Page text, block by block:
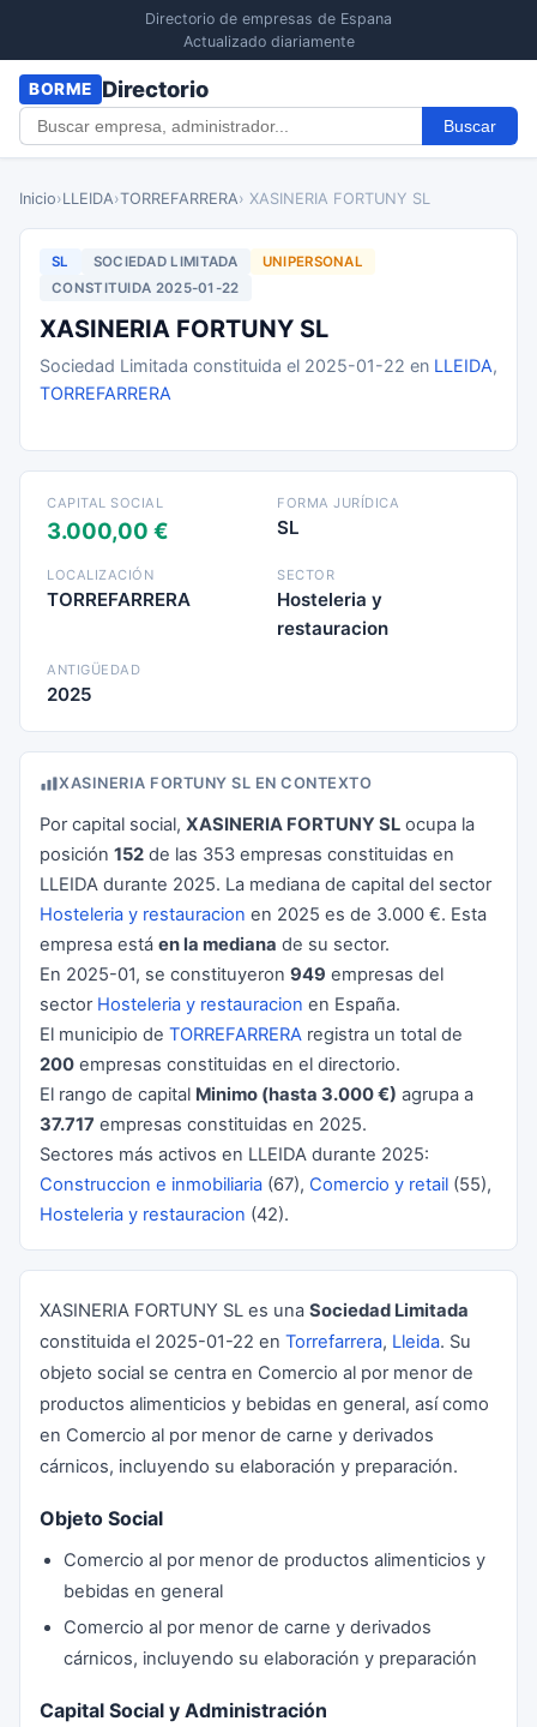
Directorio de empresas de Espana
Actualizado diariamente
BORME Directorio
Buscar
Inicio›LLEIDA›TORREFARRERA› XASINERIA FORTUNY SL
SL SOCIEDAD LIMITADA
UNIPERSONAL
CONSTITUIDA 2025-01-22
XASINERIA FORTUNY SL
Sociedad Limitada constituida el 2025-01-22 en LLEIDA,
TORREFARRERA
CAPITAL SOCIAL
3.000,00 €
FORMA JURÍDICA
SL
LOCALIZACIÓN
TORREFARRERA
SECTOR
Hosteleria y
restauracion
ANTIGÜEDAD
2025
XASINERIA FORTUNY SL EN CONTEXTO
Por capital social, XASINERIA FORTUNY SL ocupa la
posición 152 de las 353 empresas constituidas en
LLEIDA durante 2025. La mediana de capital del sector
Hosteleria y restauracion en 2025 es de 3.000 €. Esta
empresa está en la mediana de su sector.
En 2025-01, se constituyeron 949 empresas del
sector Hosteleria y restauracion en España.
El municipio de TORREFARRERA registra un total de
200 empresas constituidas en el directorio.
El rango de capital Minimo (hasta 3.000 €) agrupa a
37.717 empresas constituidas en 2025.
Sectores más activos en LLEIDA durante 2025:
Construccion e inmobiliaria (67), Comercio y retail (55),
Hosteleria y restauracion (42).
XASINERIA FORTUNY SL es una Sociedad Limitada
constituida el 2025-01-22 en Torrefarrera, Lleida. Su
objeto social se centra en Comercio al por menor de
productos alimenticios y bebidas en general, así como
en Comercio al por menor de carne y derivados
cárnicos, incluyendo su elaboración y preparación.
Objeto Social
Comercio al por menor de productos alimenticios y
bebidas en general
Comercio al por menor de carne y derivados
cárnicos, incluyendo su elaboración y preparación
Capital Social y Administración